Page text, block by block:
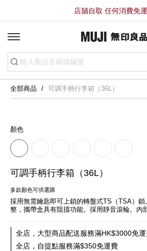
店舖自取 任何消費免
全部商品 可調手柄行李箱（36L）
顏色
可調手柄行李箱（36L）
多款顏色可供選購
採用無需鑰匙即可上鎖的轉盤式TS（TSA）
整，攜帶盒具有阻擋功能。採用靜音滾輪。內
全店，大型商品配送服務滿HK$3000免
全店，自提點服務滿$350免運費